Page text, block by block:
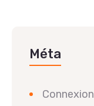
Méta
Connexion